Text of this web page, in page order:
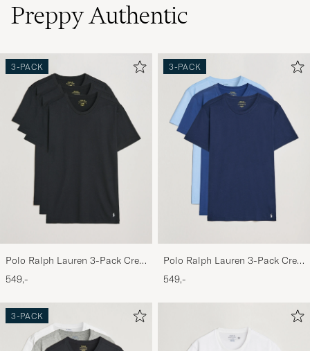
Skönt tyg men storleken var helt fel. Den här
bära plagget var en som hade 30/30 i storlek.
MATS S KØBTE PÅ CAREOFCARL.SE
Preppy Authentic
3-PACK
Polo Ralph Lauren 3-Pack Crew
Neck T-Shirt Black
549,-
3-PACK
Polo Ralph Lauren 3-Pack Crew
Neck T-Shirt Navy/Light
Navy/Elite Blue
549,-
3-PACK